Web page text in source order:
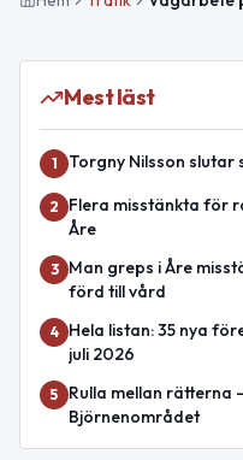
Mest läst
1 Torgny Nilsson slutar
2
Flera misstänkta för
Åre
3
Man greps i Åre
förd till vård
4
Hela listan: 35 nya
juli 2026
5
Rulla mellan rätterna
Björnenområdet